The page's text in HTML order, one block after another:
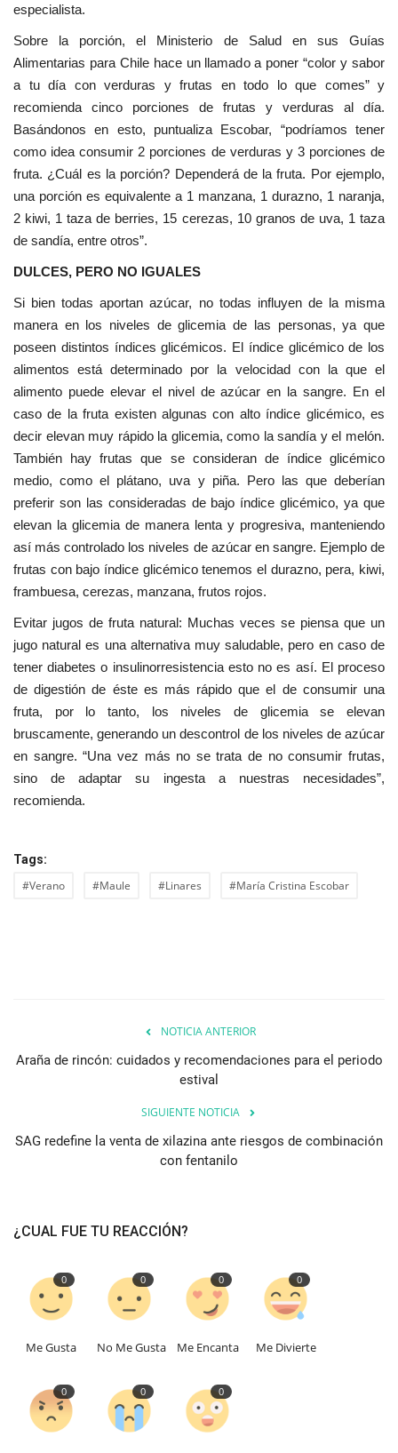
especialista.
Sobre la porción, el Ministerio de Salud en sus Guías
Alimentarias para Chile hace un llamado a poner “color y sabor
a tu día con verduras y frutas en todo lo que comes” y
recomienda cinco porciones de frutas y verduras al día.
Basándonos en esto, puntualiza Escobar, “podríamos tener
como idea consumir 2 porciones de verduras y 3 porciones de
fruta. ¿Cuál es la porción? Dependerá de la fruta. Por ejemplo,
una porción es equivalente a 1 manzana, 1 durazno, 1 naranja,
2 kiwi, 1 taza de berries, 15 cerezas, 10 granos de uva, 1 taza
de sandía, entre otros”.
DULCES, PERO NO IGUALES
Si bien todas aportan azúcar, no todas influyen de la misma
manera en los niveles de glicemia de las personas, ya que
poseen distintos índices glicémicos. El índice glicémico de los
alimentos está determinado por la velocidad con la que el
alimento puede elevar el nivel de azúcar en la sangre. En el
caso de la fruta existen algunas con alto índice glicémico, es
decir elevan muy rápido la glicemia, como la sandía y el melón.
También hay frutas que se consideran de índice glicémico
medio, como el plátano, uva y piña. Pero las que deberían
preferir son las consideradas de bajo índice glicémico, ya que
elevan la glicemia de manera lenta y progresiva, manteniendo
así más controlado los niveles de azúcar en sangre. Ejemplo de
frutas con bajo índice glicémico tenemos el durazno, pera, kiwi,
frambuesa, cerezas, manzana, frutos rojos.
Evitar jugos de fruta natural: Muchas veces se piensa que un
jugo natural es una alternativa muy saludable, pero en caso de
tener diabetes o insulinorresistencia esto no es así. El proceso
de digestión de éste es más rápido que el de consumir una
fruta, por lo tanto, los niveles de glicemia se elevan
bruscamente, generando un descontrol de los niveles de azúcar
en sangre. “Una vez más no se trata de no consumir frutas,
sino de adaptar su ingesta a nuestras necesidades”,
recomienda.
Tags:
#Verano #Maule #Linares #María Cristina Escobar
NOTICIA ANTERIOR
Araña de rincón: cuidados y recomendaciones para el periodo
estival
SIGUIENTE NOTICIA
SAG redefine la venta de xilazina ante riesgos de combinación
con fentanilo
¿CUAL FUE TU REACCIÓN?
0
Me Gusta
0
No Me Gusta
0
Me Encanta
0
Me Divierte
0 0 0